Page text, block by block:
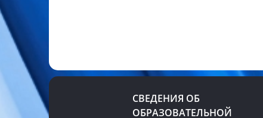
СВЕДЕНИЯ ОБ
ОБРАЗОВАТЕЛЬНОЙ